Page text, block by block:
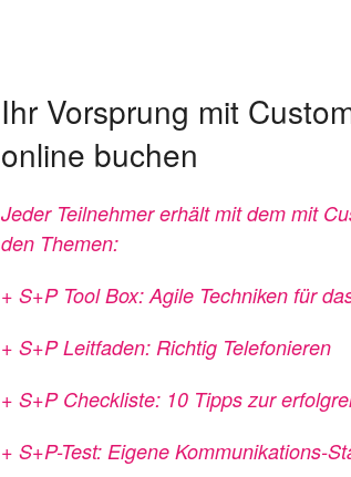
Ihr Vorsprung mit
online buchen
Jeder Teilnehmer erhält mit dem mit
den Themen:
+ S+P Tool Box: Agile Techniken für
+ S+P Leitfaden: Richtig Telefonieren
+ S+P Checkliste: 10 Tipps zur
+ S+P-Test: Eigene Kommunikations-